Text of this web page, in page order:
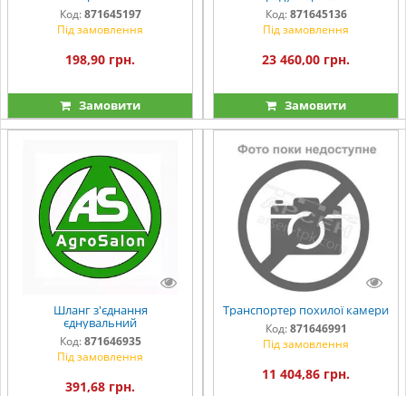
Код: 871645197
Під замовлення
198,90 грн.
Замовити
Код: 871645136
Під замовлення
23 460,00 грн.
Замовити
Шланг з'єднання
єднувальний
Код: 871646935
Під замовлення
391,68 грн.
Транспортер похилої камери
Код: 871646991
Під замовлення
11 404,86 грн.